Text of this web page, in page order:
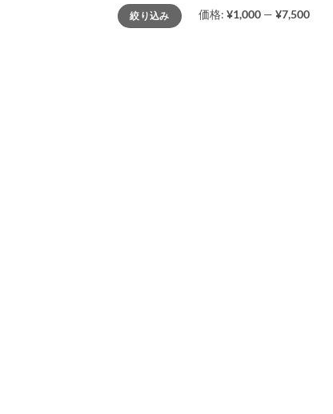
最
低
価
最
高
価
絞り込み 価格: ¥1,000 — ¥7,500